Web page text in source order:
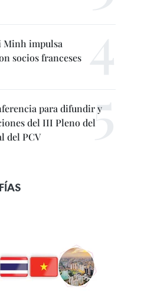
Minh impulsa
socios franceses
para difundir y
del III Pleno del
del PCV